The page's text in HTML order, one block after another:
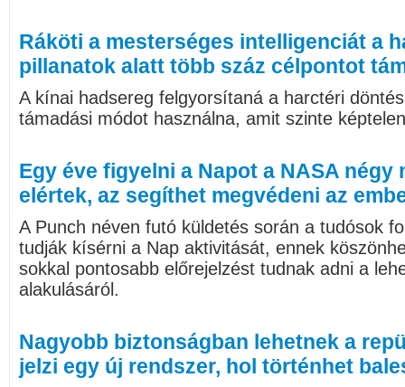
Ráköti a mesterséges intelligenciát a
pillanatok alatt több száz célpontot
A kínai hadsereg felgyorsítaná a harctéri
támadási módot használna, amit szinte
Egy éve figyelni a Napot a NASA négy
elértek, az segíthet megvédeni az
A Punch néven futó küldetés során a tudósok
tudják kísérni a Nap aktivitását, ennek
sokkal pontosabb előrejelzést tudnak adni a
alakulásáról.
Nagyobb biztonságban lehetnek a
jelzi egy új rendszer, hol történhet